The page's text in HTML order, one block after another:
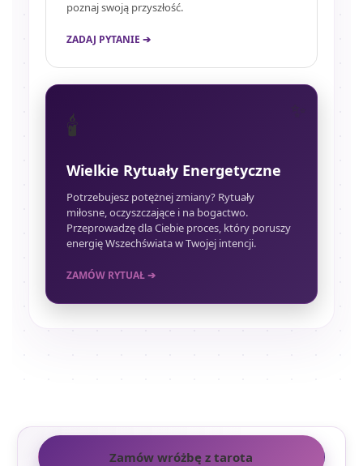
poznaj swoją przyszłość.
ZADAJ PYTANIE ➔
🕯️
Wielkie Rytuały Energetyczne
Potrzebujesz potężnej zmiany? Rytuały
miłosne, oczyszczające i na bogactwo.
Przeprowadzę dla Ciebie proces, który poruszy
energię Wszechświata w Twojej intencji.
ZAMÓW RYTUAŁ ➔
Zamów wróżbę z tarota